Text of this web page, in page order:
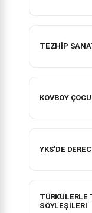
TEZHİP
KOVBOY
YKS'DE
TÜRKÜLERLE
SÖYLEŞİLERİ